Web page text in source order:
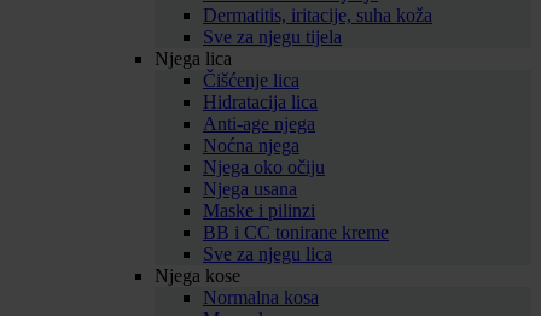
Dermatitis, iritacije, suha koža
Sve za njegu tijela
Njega lica
Čišćenje lica
Hidratacija lica
Anti-age njega
Noćna njega
Njega oko očiju
Njega usana
Maske i pilinzi
BB i CC tonirane kreme
Sve za njegu lica
Njega kose
Normalna kosa